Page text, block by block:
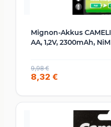
Mignon-Akkus
AA, 1,2V, 2300mAh,
9,98 €
8,32 €